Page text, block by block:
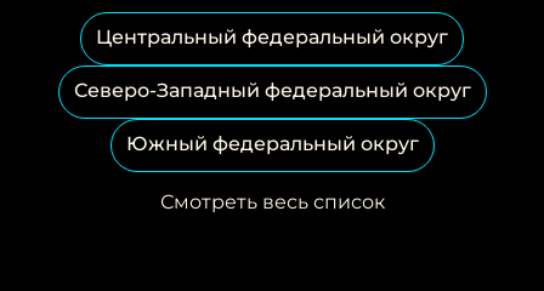
Центральный федеральный округ
Северо-Западный федеральный округ
Южный федеральный округ
Смотреть весь список